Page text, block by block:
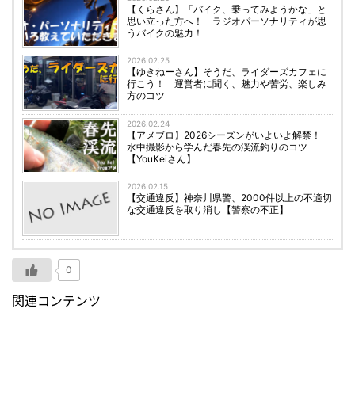
【くらさん】「バイク、乗ってみようかな」と
思い立った方へ！ ラジオパーソナリティが思
うバイクの魅力！
2026.02.25
【ゆきねーさん】そうだ、ライダーズカフェに
行こう！ 運営者に聞く、魅力や苦労、楽しみ
方のコツ
2026.02.24
【アメブロ】2026シーズンがいよいよ解禁！
水中撮影から学んだ春先の渓流釣りのコツ
【YouKeiさん】
2026.02.15
【交通違反】神奈川県警、2000件以上の不適切
な交通違反を取り消し【警察の不正】
0
関連コンテンツ